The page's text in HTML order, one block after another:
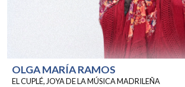
OLGA MARÍA RAMOS
EL CUPLÉ, JOYA DE LA MÚSICA MADRILEÑA